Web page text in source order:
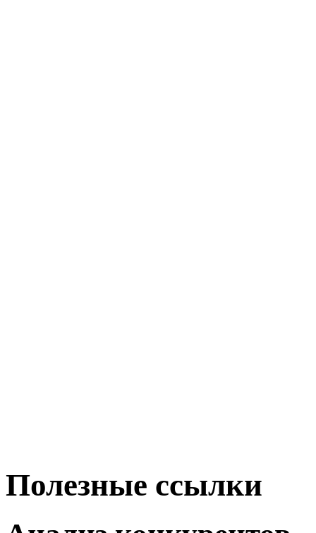
Полезные ссылки